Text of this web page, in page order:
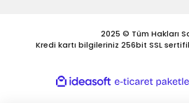
2025 © Tüm Hakları
Kredi kartı bilgileriniz 256bit SSL
ideasoft